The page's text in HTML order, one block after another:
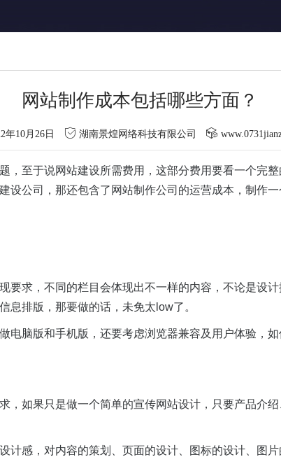
网站制作成本包括哪些方面？
年10月26日 湖南景煌网络科技有限公司
，至于说网站建设所需费用，这部分费用要看一个完
设公司，那还包含了网站制作公司的运营成本，制作
要求，不同的栏目会体现出不一样的内容，不论是设
息排版，那要做的话，未免太low了。
电脑版和手机版，还要考虑浏览器兼容及用户体验，
，如果只是做一个简单的宣传网站设计，只要产品介
计感，对内容的策划、页面的设计、图标的设计、图